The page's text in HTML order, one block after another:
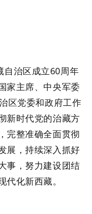
治区成立60周年
家主席、中央军委
区党委和政府工作
新时代党的治藏方
完整准确全面贯彻
展，持续深入抓好
事，努力建设团结
化新西藏。